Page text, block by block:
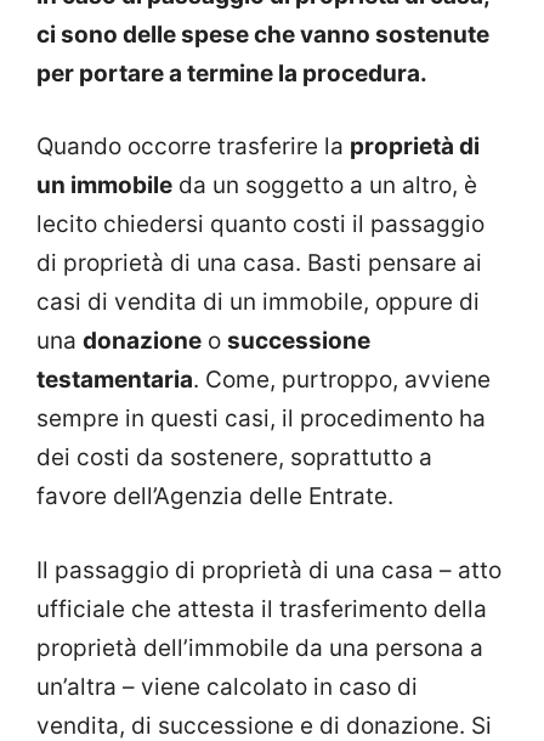
ci sono delle spese che vanno sostenute
per portare a termine la procedura.
Quando occorre trasferire la proprietà di
un immobile da un soggetto a un altro, è
lecito chiedersi quanto costi il passaggio
di proprietà di una casa. Basti pensare ai
casi di vendita di un immobile, oppure di
una donazione o successione
testamentaria. Come, purtroppo, avviene
sempre in questi casi, il procedimento ha
dei costi da sostenere, soprattutto a
favore dell’Agenzia delle Entrate.
Il passaggio di proprietà di una casa – atto
ufficiale che attesta il trasferimento della
proprietà dell’immobile da una persona a
un’altra – viene calcolato in caso di
vendita, di successione e di donazione. Si